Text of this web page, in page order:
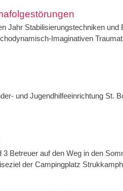
Jahr Stabilisierungstechniken und
Imaginativen
und Jugendhilfeeinrichtung St.
Betreuer auf den Weg in den
der Campingplatz